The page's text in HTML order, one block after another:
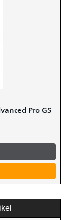
Pro GS